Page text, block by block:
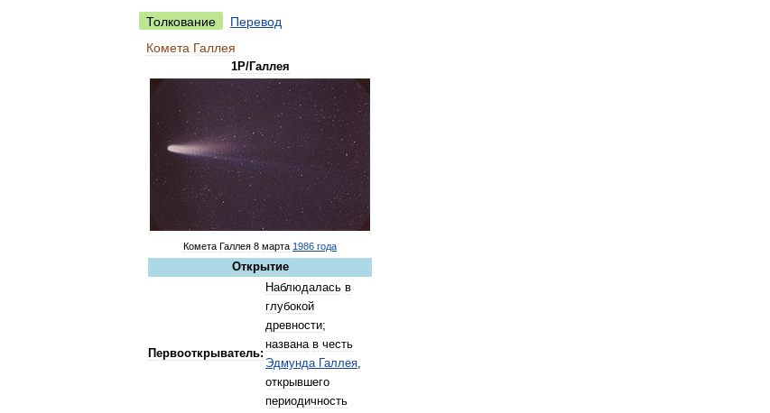
Толкование
Перевод
Комета Галлея
1P/Галлея
Комета Галлея 8 марта 1986 года
Открытие
Первооткрыватель:
Наблюдалась в
глубокой
древности;
названа в честь
Эдмунда
Галлея,
открывшего
периодичность